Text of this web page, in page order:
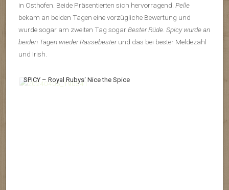
in Osthofen. Beide Präsentierten sich hervorragend. Pelle
bekam an beiden Tagen eine vorzügliche Bewertung und
wurde sogar am zweiten Tag sogarBester Rüde Spicy wurde an
beiden Tagen wieder Rassebesterund das bei bester Meldezahl
und Irish.
SPICY – Royal Rubys‘ Nice the Spice